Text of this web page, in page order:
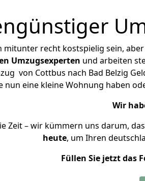
mitunter recht kostspielig sein,
Umzugsexperten und arbeiten
von Cottbus nach Bad Belzig
nun eine kleine Wohnung haben
Wir
Zeit – wir kümmern uns darum,
heute, um Ihren
Füllen Sie jetzt das